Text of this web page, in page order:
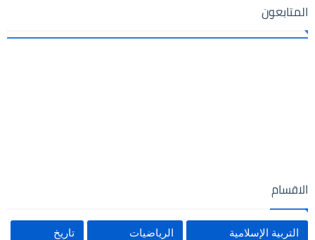
المتابعون
الاقسام
التربية الإسلامية الرياضيات تاريخ